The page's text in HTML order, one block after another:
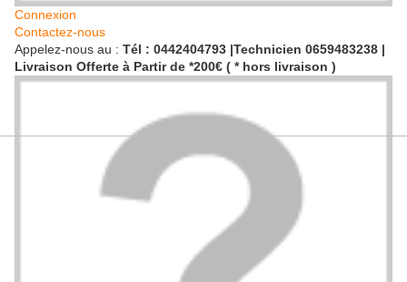
Connexion
Contactez-nous
Appelez-nous au : Tél : 0442404793 |Technicien 0659483238 |
Livraison Offerte à Partir de *200€ ( * hors livraison )